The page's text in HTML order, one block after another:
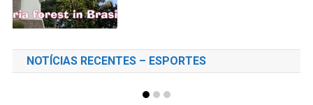
NOTÍCIAS RECENTES – ESPORTES